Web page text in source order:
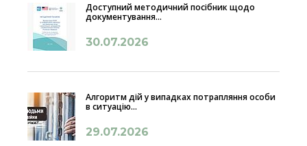
Доступний методичний посібник щодо
документування...
30.07.2026
Алгоритм дій у випадках потрапляння особи
в ситуацію...
29.07.2026